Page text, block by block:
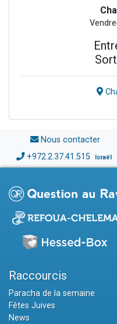
Nous contacter
+972.2.37.41.515 Israël
Raccourcis
Paracha de la semaine
Fêtes Juives
News